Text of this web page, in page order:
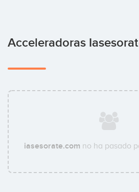
Acceleradoras
iasesorate.com no ha pasado